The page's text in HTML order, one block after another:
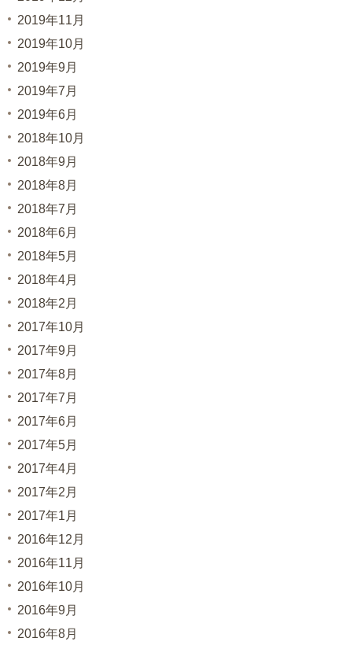
2019年11月
2019年10月
2019年9月
2019年7月
2019年6月
2018年10月
2018年9月
2018年8月
2018年7月
2018年6月
2018年5月
2018年4月
2018年2月
2017年10月
2017年9月
2017年8月
2017年7月
2017年6月
2017年5月
2017年4月
2017年2月
2017年1月
2016年12月
2016年11月
2016年10月
2016年9月
2016年8月